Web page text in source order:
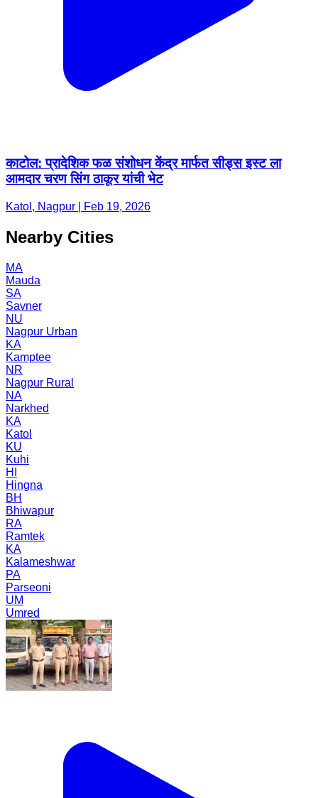
काटोल: प्रादेशिक फळ संशोधन केंद्र मार्फत सीड्स इस्ट ला
आमदार चरण सिंग ठाकूर यांची भेट
Katol, Nagpur | Feb 19, 2026
Nearby Cities
MA
Mauda
SA
Savner
NU
Nagpur Urban
KA
Kamptee
NR
Nagpur Rural
NA
Narkhed
KA
Katol
KU
Kuhi
HI
Hingna
BH
Bhiwapur
RA
Ramtek
KA
Kalameshwar
PA
Parseoni
UM
Umred